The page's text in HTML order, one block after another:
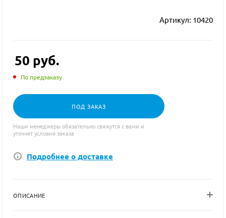
Артикул: 10420
50 руб.
По предзаказу
ПОД ЗАКАЗ
Наши менеджеры обязательно свяжутся с вами и
уточнят условия заказа
Подробнее о доставке
ОПИСАНИЕ